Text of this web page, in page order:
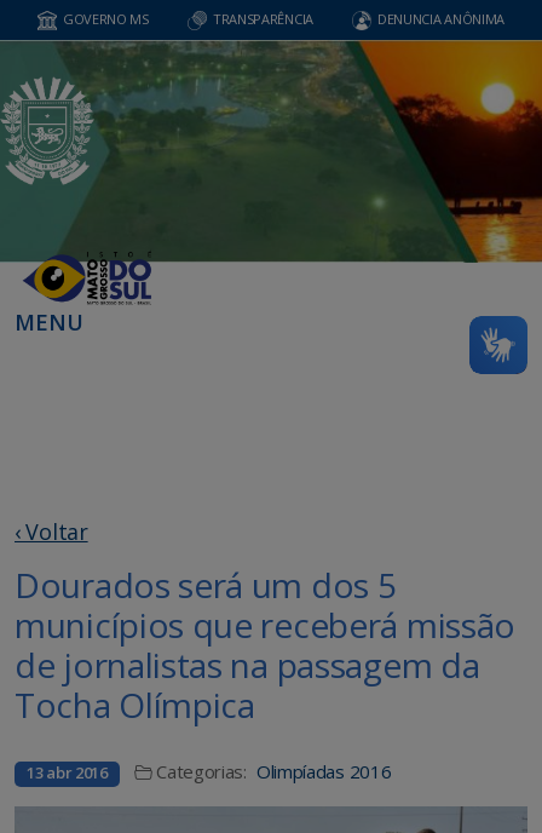
GOVERNO MS TRANSPARÊNCIA DENUNCIA ANÔNIMA
MENU
‹ Voltar
Dourados será um dos 5
municípios que receberá missão
de jornalistas na passagem da
Tocha Olímpica
13 abr 2016 Categorias: Olimpíadas 2016